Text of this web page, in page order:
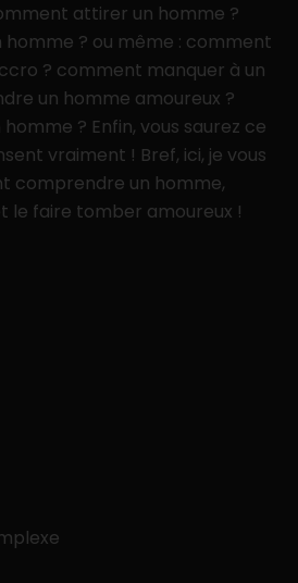
attirer un homme ?
? ou même : comment
? comment manquer à un
un homme amoureux ?
? Enfin, vous saurez ce
vraiment ! Bref, ici, je vous
comprendre un homme,
le faire tomber amoureux !